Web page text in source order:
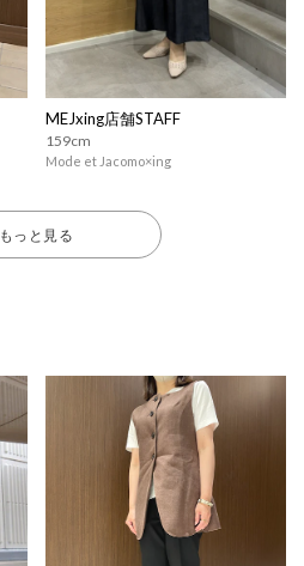
MEJxing店舗STAFF
159cm
Mode et Jacomo×ing
もっと見る